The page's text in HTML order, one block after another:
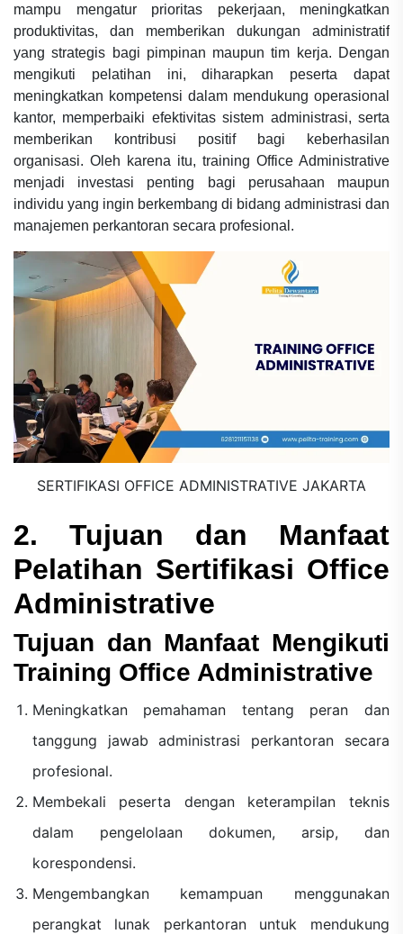
mampu mengatur prioritas pekerjaan, meningkatkan
produktivitas, dan memberikan dukungan administratif
yang strategis bagi pimpinan maupun tim kerja. Dengan
mengikuti pelatihan ini, diharapkan peserta dapat
meningkatkan kompetensi dalam mendukung operasional
kantor, memperbaiki efektivitas sistem administrasi, serta
memberikan kontribusi positif bagi keberhasilan
organisasi. Oleh karena itu, training Office Administrative
menjadi investasi penting bagi perusahaan maupun
individu yang ingin berkembang di bidang administrasi dan
manajemen perkantoran secara profesional.
SERTIFIKASI OFFICE ADMINISTRATIVE JAKARTA
2. Tujuan dan Manfaat
Pelatihan Sertifikasi Office
Administrative
Tujuan dan Manfaat Mengikuti
Training Office Administrative
Meningkatkan pemahaman tentang peran dan
tanggung jawab administrasi perkantoran secara
profesional.
Membekali peserta dengan keterampilan teknis
dalam pengelolaan dokumen, arsip, dan
korespondensi.
Mengembangkan kemampuan menggunakan
perangkat lunak perkantoran untuk mendukung